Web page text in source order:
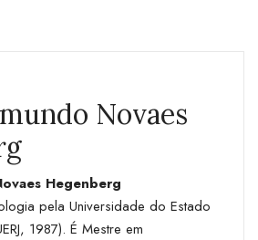
Novaes
Hegenberg
pela Universidade do Estado
1987). É Mestre em